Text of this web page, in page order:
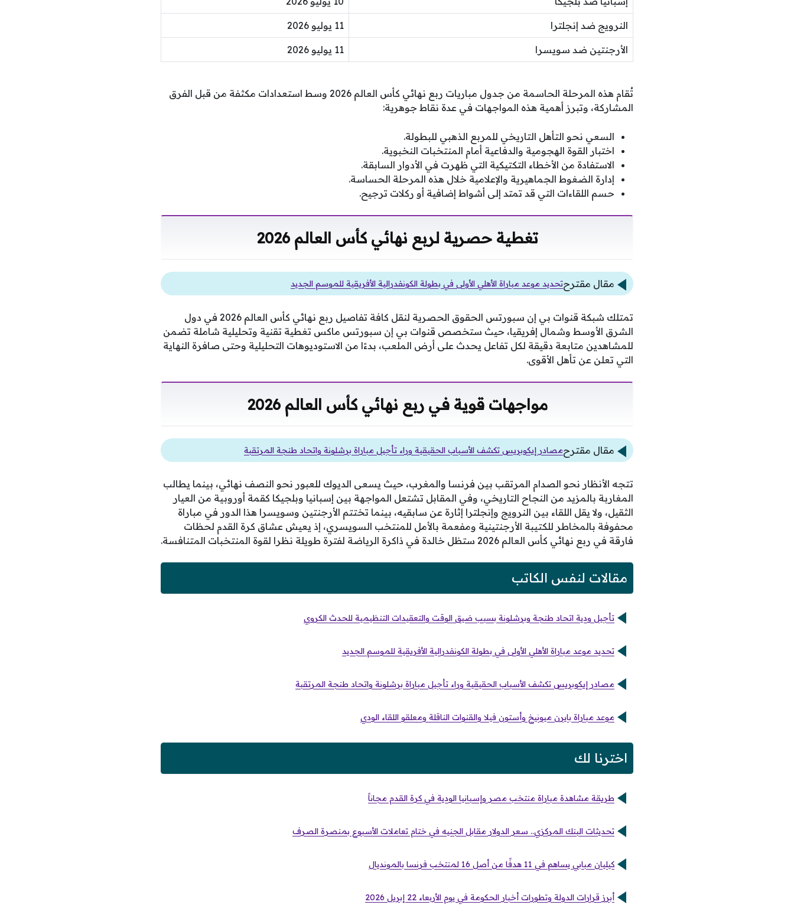
النرويج ضد إنجلترا 11 يوليو 2026
الأرجنتين ضد سويسرا 11 يوليو 2026
تُقام هذه المرحلة الحاسمة من جدول مباريات ربع نهائي كأس العالم 2026 وسط استعدادات مكثفة من قبل الفرق
المشاركة، وتبرز أهمية هذه المواجهات في عدة نقاط جوهرية:
السعي نحو التأهل التاريخي للمربع الذهبي للبطولة.
اختبار القوة الهجومية والدفاعية أمام المنتخبات النخبوية.
الاستفادة من الأخطاء التكتيكية التي ظهرت في الأدوار السابقة.
إدارة الضغوط الجماهيرية والإعلامية خلال هذه المرحلة الحساسة.
حسم اللقاءات التي قد تمتد إلى أشواط إضافية أو ركلات ترجيح.
تغطية حصرية لربع نهائي كأس العالم 2026
مقال مقترحتحديد موعد مباراة الأهلي الأولى في بطولة الكونفدرالية الأفريقية للموسم الجديد
تمتلك شبكة قنوات بي إن سبورتس الحقوق الحصرية لنقل كافة تفاصيل ربع نهائي كأس العالم 2026 في دول
الشرق الأوسط وشمال إفريقيا، حيث ستخصص قنوات بي إن سبورتس ماكس تغطية تقنية وتحليلية شاملة تضمن
للمشاهدين متابعة دقيقة لكل تفاعل يحدث على أرض الملعب، بدءًا من الاستوديوهات التحليلية وحتى صافرة النهاية
التي تعلن عن تأهل الأقوى.
مواجهات قوية في ربع نهائي كأس العالم 2026
مقال مقترحمصادر إيكوبريس تكشف الأسباب الحقيقية وراء تأجيل مباراة برشلونة واتحاد طنجة المرتقبة
تتجه الأنظار نحو الصدام المرتقب بين فرنسا والمغرب، حيث يسعى الديوك للعبور نحو النصف نهائي، بينما يطالب
المغاربة بالمزيد من النجاح التاريخي، وفي المقابل تشتعل المواجهة بين إسبانيا وبلجيكا كقمة أوروبية من العيار
الثقيل، ولا يقل اللقاء بين النرويج وإنجلترا إثارة عن سابقيه، بينما تختتم الأرجنتين وسويسرا هذا الدور في مباراة
محفوفة بالمخاطر للكتيبة الأرجنتينية ومفعمة بالأمل للمنتخب السويسري، إذ يعيش عشاق كرة القدم لحظات
فارقة في ربع نهائي كأس العالم 2026 ستظل خالدة في ذاكرة الرياضة لفترة طويلة نظرا لقوة المنتخبات المتنافسة.
مقالات لنفس الكاتب
تأجيل ودية اتحاد طنجة وبرشلونة بسبب ضيق الوقت والتعقيدات التنظيمية للحدث الكروي
تحديد موعد مباراة الأهلي الأولى في بطولة الكونفدرالية الأفريقية للموسم الجديد
مصادر إيكوبريس تكشف الأسباب الحقيقية وراء تأجيل مباراة برشلونة واتحاد طنجة المرتقبة
موعد مباراة بايرن ميونيخ وأستون فيلا والقنوات الناقلة ومعلقو اللقاء الودي
اخترنا لك
طريقة مشاهدة مباراة منتخب مصر وإسبانيا الودية في كرة القدم مجاناً
تحديثات البنك المركزي.. سعر الدولار مقابل الجنيه في ختام تعاملات الأسبوع بمنصرة الصرف
كيليان مبابي يساهم في 11 هدفًا من أصل 16 لمنتخب فرنسا بالمونديال
أبرز قرارات الدولة وتطورات أخبار الحكومة في يوم الأربعاء 22 إبريل 2026